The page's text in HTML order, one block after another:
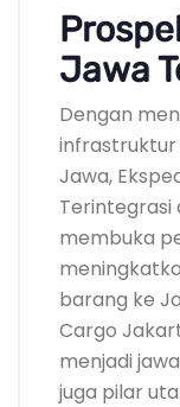
Jawa
Dengan
infrastruktur
Jawa,
Terintegrasi
membuka
barang ke
Cargo
menjadi
juga pilar